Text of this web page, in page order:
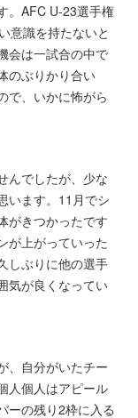
。AFC U-23選手権
意識を持たないと
会は一試合の中で
のぶりかり合い
で、いかに怖がら
んでしたが、少な
います。11月でシ
がきつかったです
が上がっていった
しぶりに他の選手
気が良くなってい
、自分がいたチー
人個人はアピール
ーの残り2枠に入る